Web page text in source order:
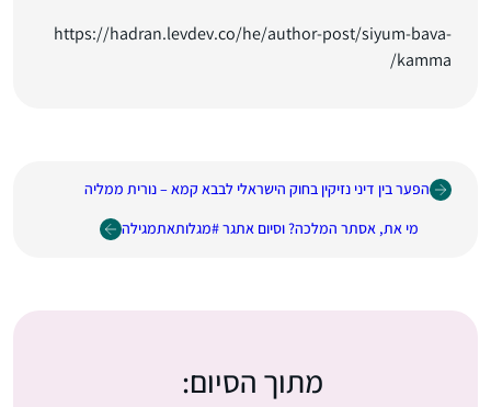
https://hadran.levdev.co/he/author-post/siyum-bava-
kamma/
הפער בין דיני נזיקין בחוק הישראלי לבבא קמא – נורית ממליה
מי את, אסתר המלכה? וסיום אתגר #מגלותאתמגילה
מתוך הסיום: